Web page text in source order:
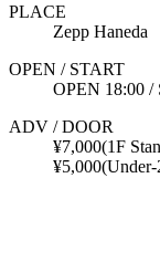
PLACE
Zepp Haneda
OPEN / START
OPEN 18:00 /
ADV / DOOR
¥7,000(1F
¥5,000(Under-